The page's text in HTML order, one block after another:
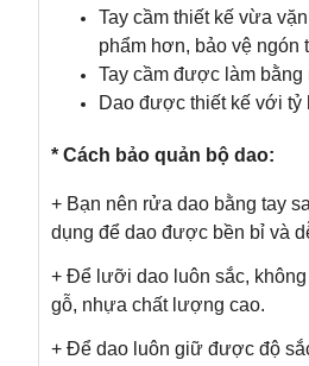
Tay cầm thiết kế vừa
phẩm hơn, bảo vệ ngón
Tay cầm được làm
Dao được thiết kế với
* Cách bảo quản bộ dao:
+ Bạn nên rửa dao bằng tay
dụng để dao được bền bỉ và
+ Để lưỡi dao luôn sắc,
gỗ, nhựa chất lượng cao.
+ Để dao luôn giữ được độ